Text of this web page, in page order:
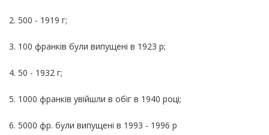
2. 500 - 1919 г;
3. 100 франків були випущені в 1923 р;
4. 50 - 1932 г;
5. 1000 франків увійшли в обіг в 1940 році;
6. 5000 фр. були випущені в 1993 - 1996 р